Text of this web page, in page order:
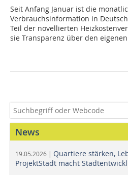
Seit Anfang Januar ist die
Verbrauchsinformation in
Teil der novellierten
sie Transparenz über den
News
19.05.2026 | Quartiere stärken,
ProjektStadt macht